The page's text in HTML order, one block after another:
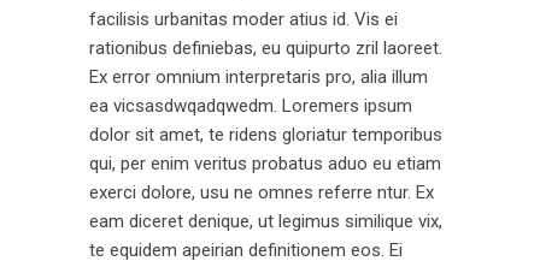
facilisis urbanitas moder atius id. Vis ei
rationibus definiebas, eu quipurto zril laoreet.
Ex error omnium interpretaris pro, alia illum
ea vicsasdwqadqwedm. Loremers ipsum
dolor sit amet, te ridens gloriatur temporibus
qui, per enim veritus probatus aduo eu etiam
exerci dolore, usu ne omnes referre ntur. Ex
eam diceret denique, ut legimus similique vix,
te equidem apeirian definitionem eos. Ei